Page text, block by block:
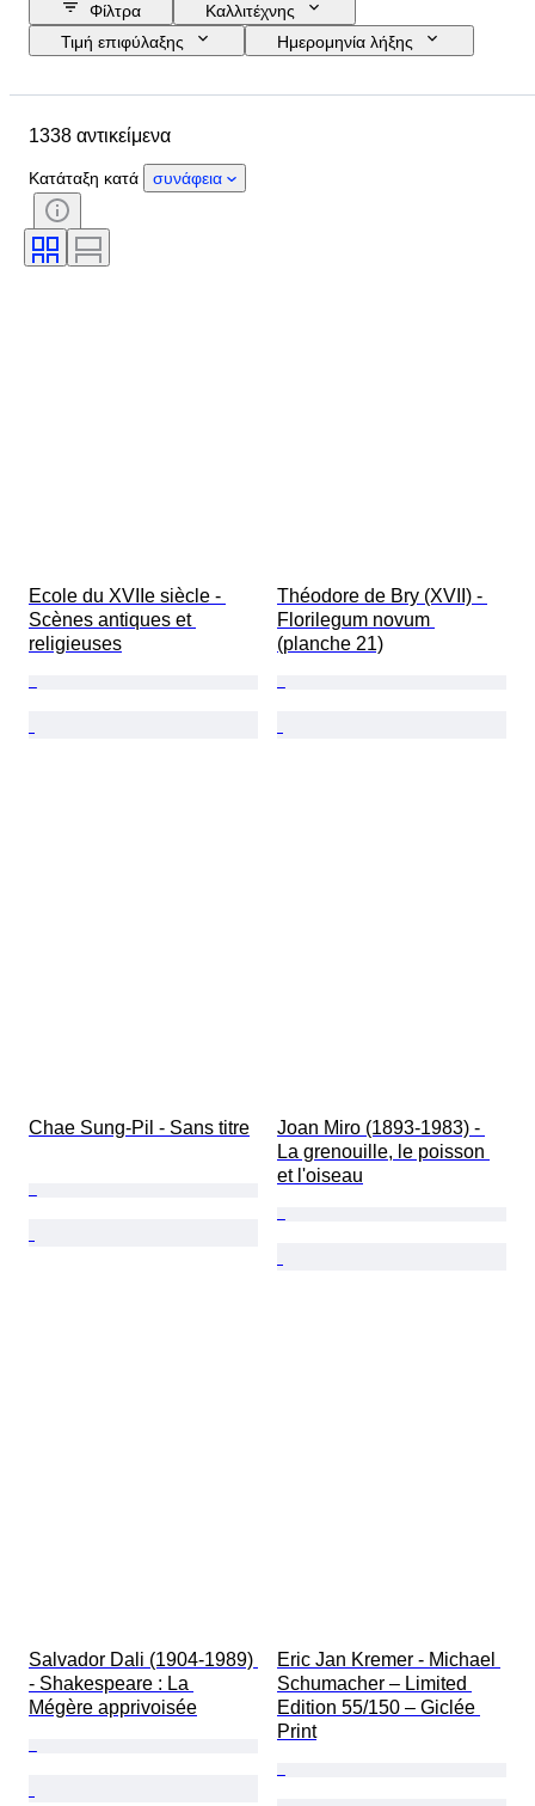
Φίλτρα
Καλλιτέχνης
Τιμή επιφύλαξης
Ημερομηνία λήξης
Περίοδος
Θέμα
Στυλ
Χρώμα
1338 αντικείμενα
Κατάταξη κατά συνάφεια
Ecole du XVIIe siècle -
Scènes antiques et
religieuses
Théodore de Bry (XVII) -
Florilegum novum
(planche 21)
Chae Sung-Pil - Sans titre
Joan Miro (1893-1983) -
La grenouille, le poisson
et l'oiseau
Salvador Dali (1904-1989)
- Shakespeare : La
Mégère apprivoisée
Eric Jan Kremer - Michael
Schumacher – Limited
Edition 55/150 – Giclée
Print